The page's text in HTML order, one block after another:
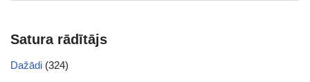
Satura rādītājs
Dažādi (324)